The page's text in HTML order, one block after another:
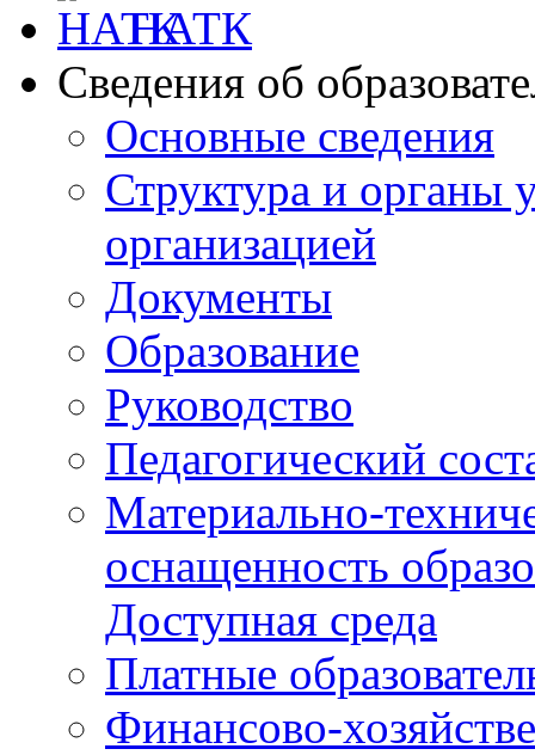
НАТК
Сведения об
Основные сведения
Структура и органы
организацией
Документы
Образование
Руководство
Педагогический
Материально-
оснащенность
Доступная среда
Платные
Финансово-